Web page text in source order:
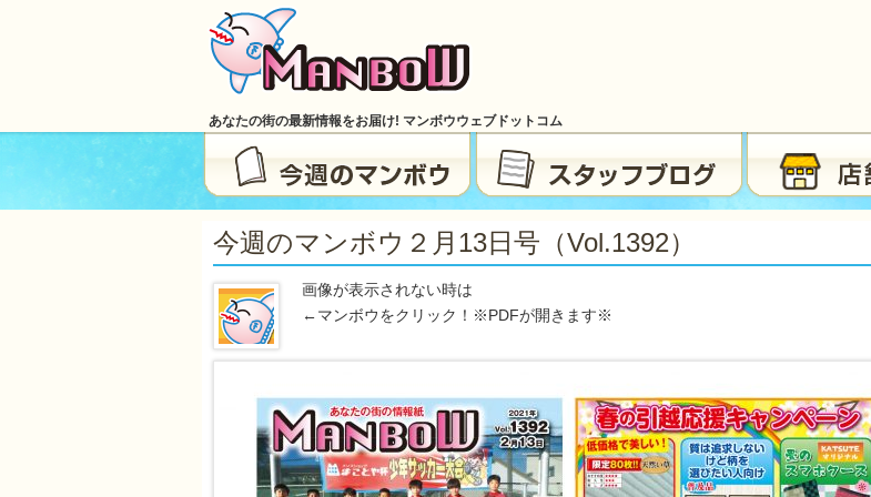
あなたの街の最新情報をお届け! マンボウウェブドットコム
今週のマンボウ２月13日号（vol.1392）
画像が表示されない時は
←マンボウをクリック！※PDFが開きます※